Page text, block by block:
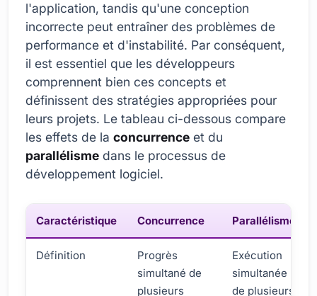
l'application, tandis qu'une conception
incorrecte peut entraîner des problèmes de
performance et d'instabilité. Par conséquent,
il est essentiel que les développeurs
comprennent bien ces concepts et
définissent des stratégies appropriées pour
leurs projets. Le tableau ci-dessous compare
les effets de la concurrence et du
parallélisme dans le processus de
développement logiciel.
Caractéristique Concurrence Parallélisme
Définition
Progrès
simultané de
plusieurs
Exécution
simultanée
de plusieurs